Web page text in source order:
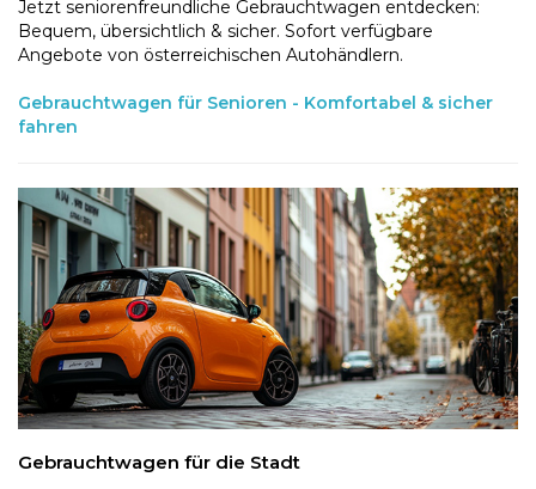
Jetzt seniorenfreundliche Gebrauchtwagen entdecken:
Bequem, übersichtlich & sicher. Sofort verfügbare
Angebote von österreichischen Autohändlern.
Gebrauchtwagen für Senioren - Komfortabel & sicher
fahren
Gebrauchtwagen für die Stadt